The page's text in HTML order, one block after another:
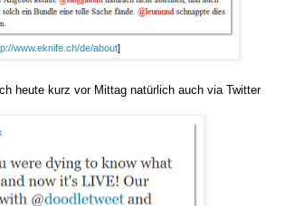
www.eknife.ch/de/about]
heute kurz vor Mittag natürlich auch via Twitter